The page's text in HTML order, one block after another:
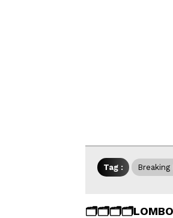
Tag : Breaking